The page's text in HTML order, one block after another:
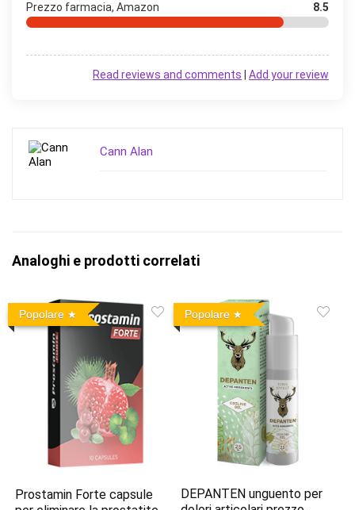
Prezzo farmacia, Amazon 8.5
Add your review
Read reviews and comments
Cann Alan
Analoghi e prodotti correlati
Popolare
Prostamin Forte capsule
Popolare
DEPANTEN unguento per